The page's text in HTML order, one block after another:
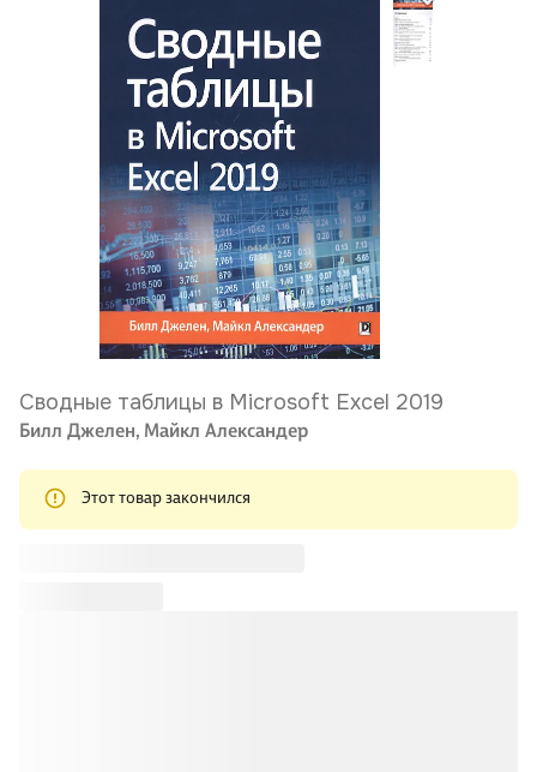
Сводные таблицы в Microsoft Excel 2019
Билл Джелен, Майкл Александер
Этот товар закончился